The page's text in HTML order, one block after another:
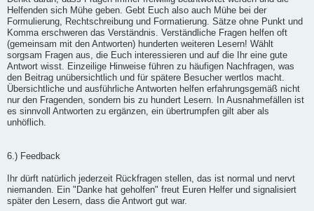
Helfenden sich Mühe geben. Gebt Euch also auch Mühe bei der
Formulierung, Rechtschreibung und Formatierung. Sätze ohne Punkt und
Komma erschweren das Verständnis. Verständliche Fragen helfen oft
(gemeinsam mit den Antworten) hunderten weiteren Lesern! Wählt
sorgsam Fragen aus, die Euch interessieren und auf die Ihr eine gute
Antwort wisst. Einzeilige Hinweise führen zu häufigen Nachfragen, was
den Beitrag unübersichtlich und für spätere Besucher wertlos macht.
Übersichtliche und ausführliche Antworten helfen erfahrungsgemäß nicht
nur den Fragenden, sondern bis zu hundert Lesern. In Ausnahmefällen ist
es sinnvoll Antworten zu ergänzen, ein übertrumpfen gilt aber als
unhöflich.
6.) Feedback
Ihr dürft natürlich jederzeit Rückfragen stellen, das ist normal und nervt
niemanden. Ein "Danke hat geholfen" freut Euren Helfer und signalisiert
später den Lesern, dass die Antwort gut war.